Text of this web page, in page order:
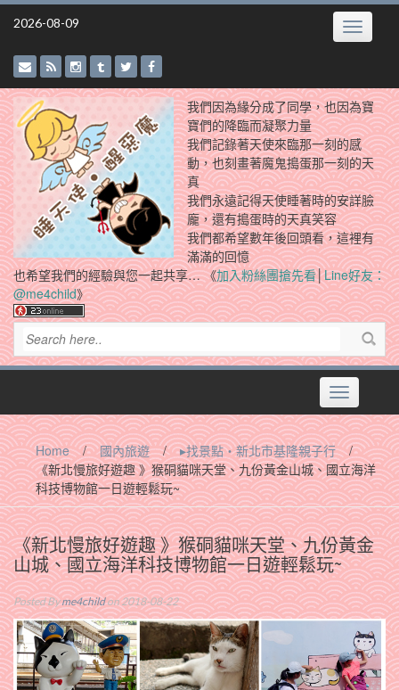
Skip
2026-08-09 Toggle
我們因為緣分成了同學，也因為寶
寶們的降臨而凝聚力量
我們記錄著天使來臨那一刻的感
動，也刻畫著魔鬼搗蛋那一刻的天
真
我們永遠記得天使睡著時的安詳臉
龐，還有搗蛋時的天真笑容
我們都希望數年後回頭看，這裡有
滿滿的回憶
也希望我們的經驗與您一起共享… 《加入粉絲團搶先看│Line好友：
@me4child》
Toggle
navigation
Home / 國內旅遊 / ▸找景點‧新北市基隆親子行
/
《新北慢旅好遊趣 》猴硐貓咪天堂、九份黃金山城、國立海洋
科技博物館一日遊輕鬆玩~
《新北慢旅好遊趣 》猴硐貓咪天堂、九份黃金
山城、國立海洋科技博物館一日遊輕鬆玩~
Posted Byme4childon 2018-08-22